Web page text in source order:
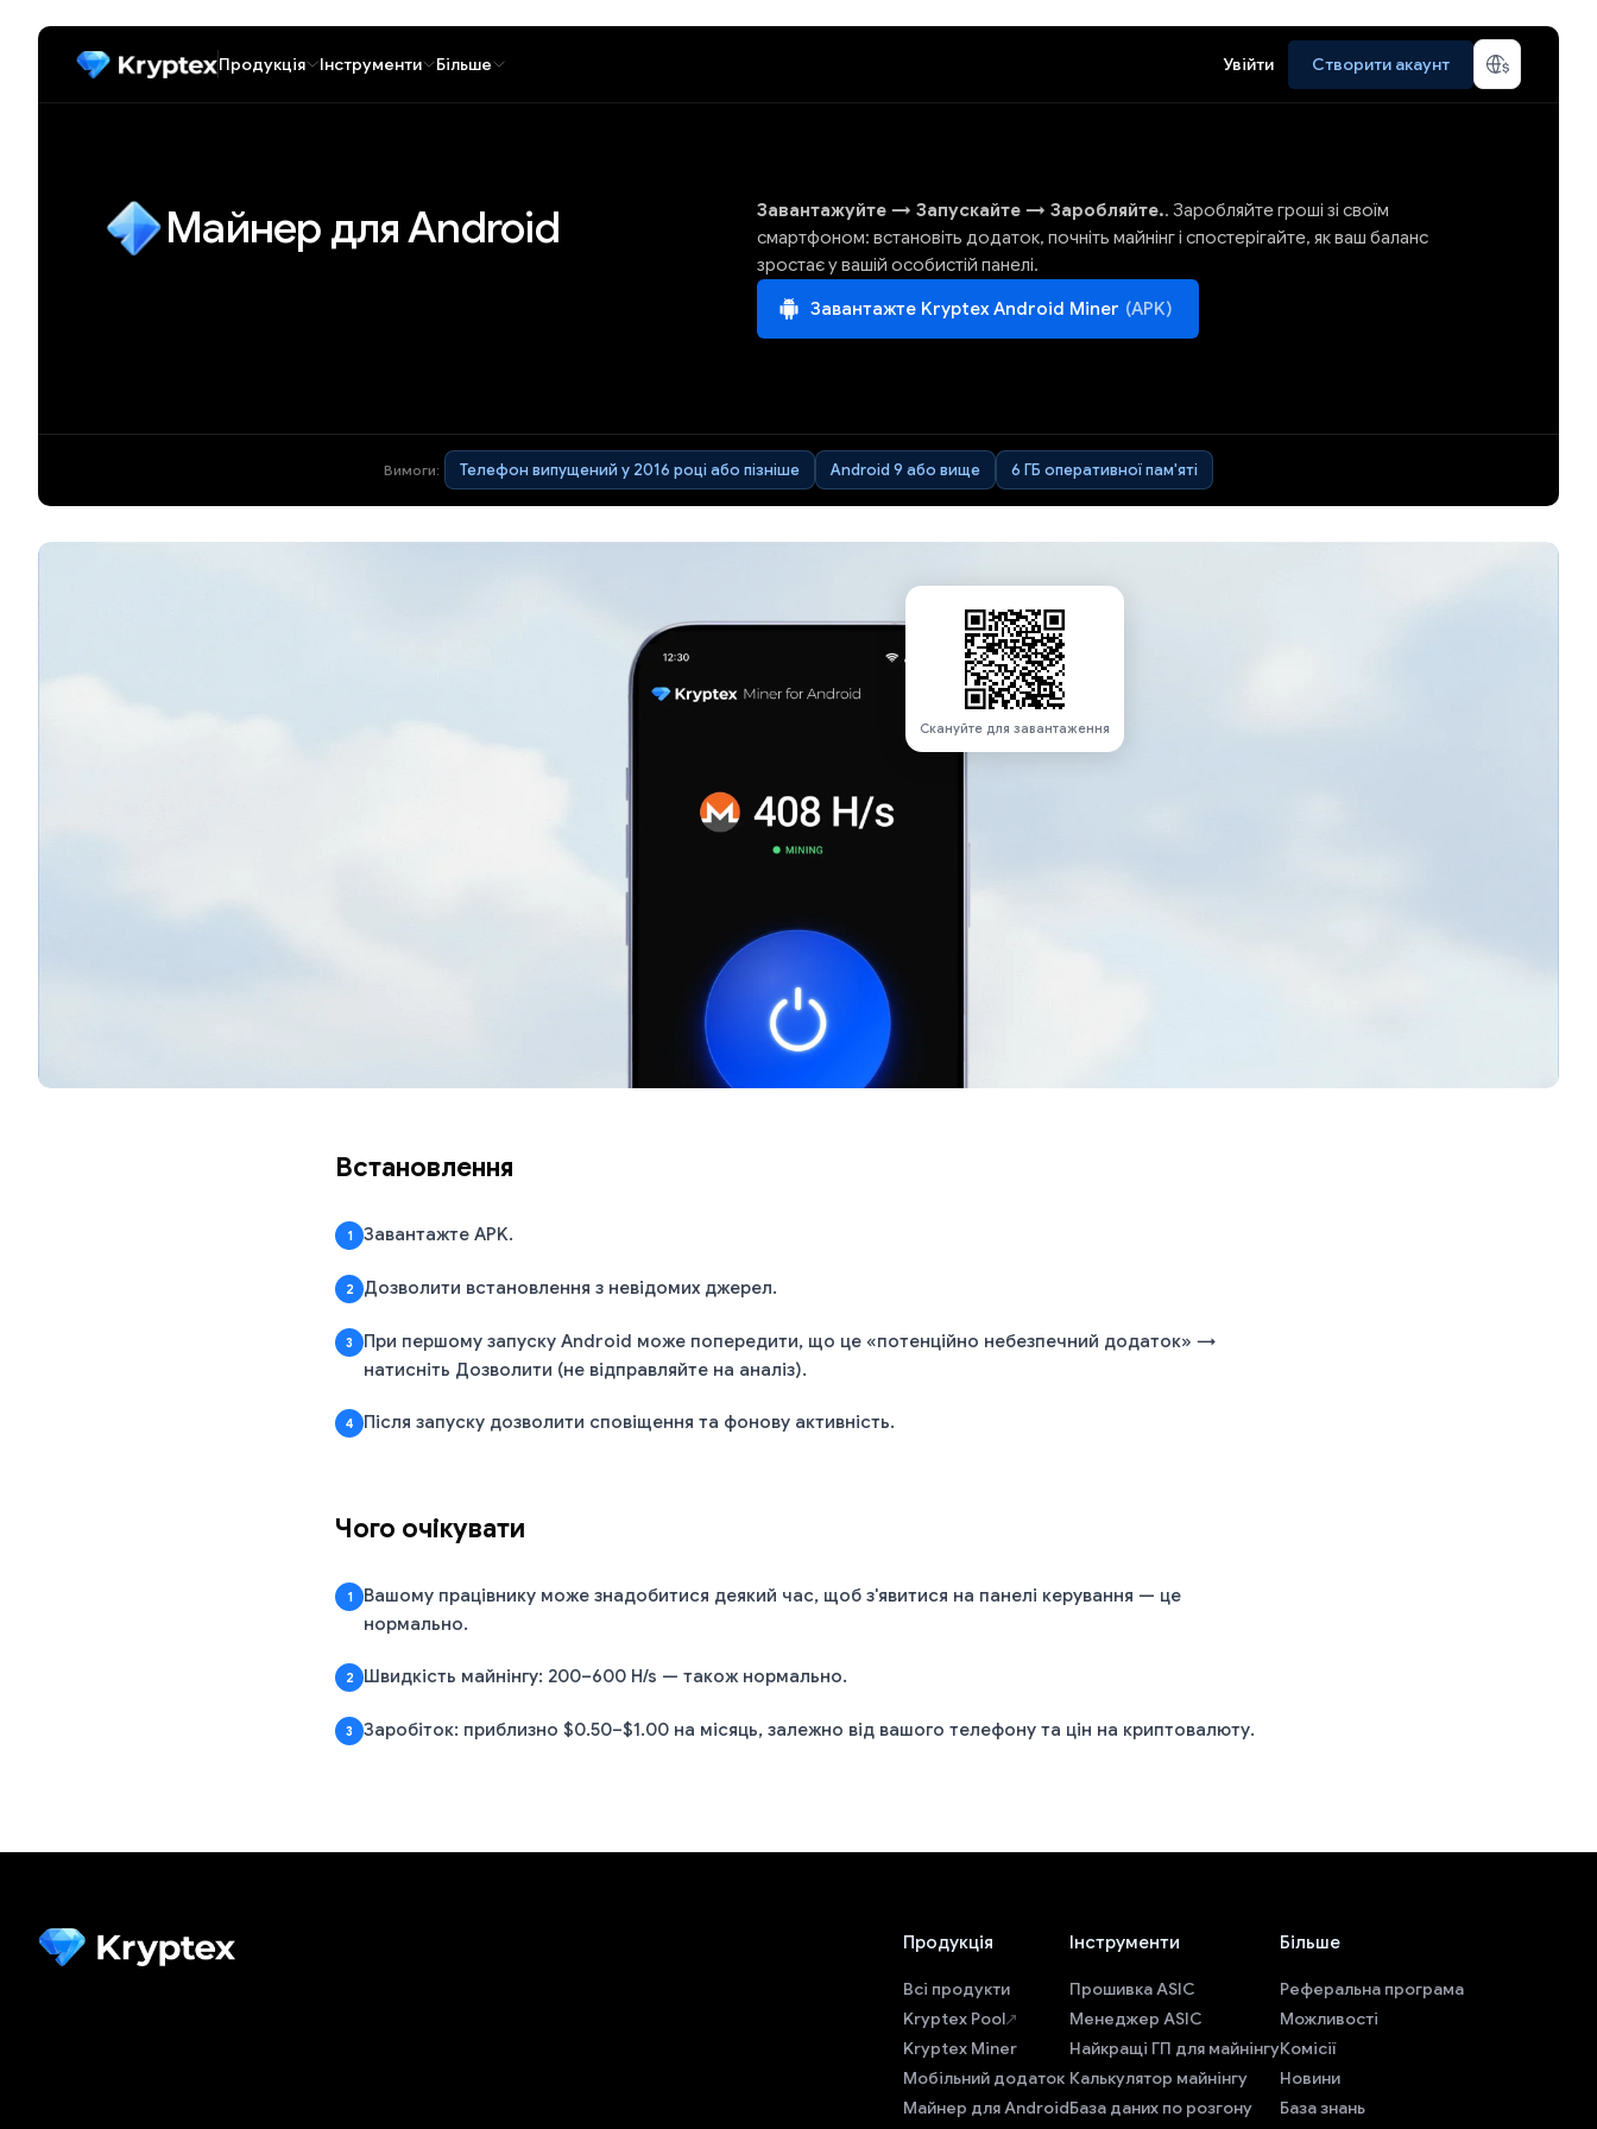
Продукція Інструменти Більше Увійти Створити акаунт
Майнер для Android Завантажуйте → Запускайте → Заробляйте.. Заробляйте гроші зі своїм
смартфоном: встановіть додаток, почніть майнінг і спостерігайте, як ваш баланс
зростає у вашій особистій панелі.
Завантажте Kryptex Android Miner (APK)
Вимоги: Телефон випущений у 2016 році або пізніше Android 9 або вище 6 ГБ оперативної пам'яті
Скануйте для завантаження
Встановлення
1 Завантажте APK.
2 Дозволити встановлення з невідомих джерел.
3
При першому запуску Android може попередити, що це «потенційно небезпечний додаток» →
натисніть Дозволити (не відправляйте на аналіз).
4 Після запуску дозволити сповіщення та фонову активність.
Чого очікувати
1
Вашому працівнику може знадобитися деякий час, щоб з'явитися на панелі керування — це
нормально.
2 Швидкість майнінгу: 200–600 H/s — також нормально.
3 Заробіток: приблизно $0.50–$1.00 на місяць, залежно від вашого телефону та цін на криптовалюту.
Продукція
Всі продукти
Kryptex Pool
Kryptex Miner
Мобільний додаток
Майнер для Android
Інструменти
Прошивка ASIC
Менеджер ASIC
Найкращі ГП для майнінгу
Калькулятор майнінгу
База даних по розгону
Більше
Реферальна програма
Можливості
Комісії
Новини
База знань